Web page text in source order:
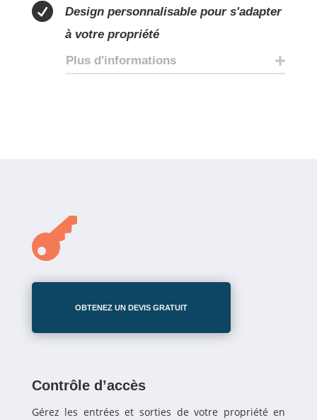

Design personnalisable pour s'adapter
à votre propriété
Plus d'informations

OBTENEZ UN DEVIS GRATUIT
Contrôle d’accès
Gérez les entrées et sorties de votre propriété en